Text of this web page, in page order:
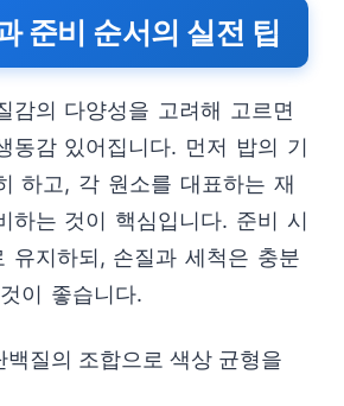
준비 순서의 실전 팁
감의 다양성을 고려해 고르면
동감 있어집니다. 먼저 밥의 기
하고, 각 원소를 대표하는 재
하는 것이 핵심입니다. 준비 시
유지하되, 손질과 세척은 충분
이 좋습니다.
백질의 조합으로 색상 균형을